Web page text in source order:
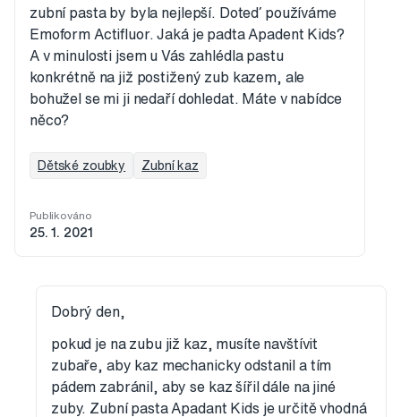
zubní pasta by byla nejlepší. Doteď používáme
Emoform Actifluor. Jaká je padta Apadent Kids?
A v minulosti jsem u Vás zahlédla pastu
konkrétně na již postižený zub kazem, ale
bohužel se mi ji nedaří dohledat. Máte v nabídce
něco?
Dětské zoubky Zubní kaz
Publikováno
25. 1. 2021
Dobrý den,
pokud je na zubu již kaz, musíte navštívit
zubaře, aby kaz mechanicky odstanil a tím
pádem zabránil, aby se kaz šířil dále na jiné
zuby. Zubní pasta Apadant Kids je určitě vhodná